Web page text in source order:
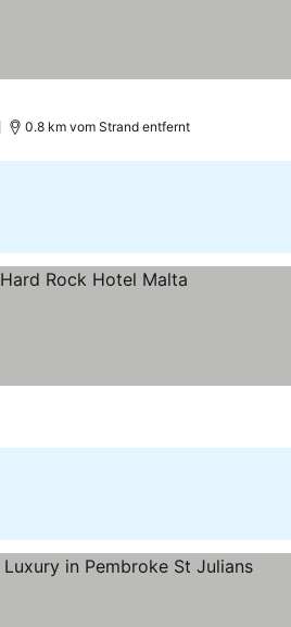
0.8 km vom Strand entfernt